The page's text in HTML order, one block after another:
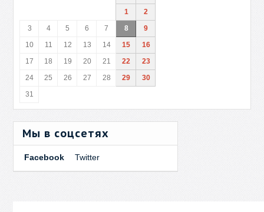
1
2
3
4 5 6 7 8
9
10
11 12 13 14 15
16
17
18 19 20 21 22
23
24
25 26 27 28 29
30
31
Мы в соцсетях
Facebook Twitter